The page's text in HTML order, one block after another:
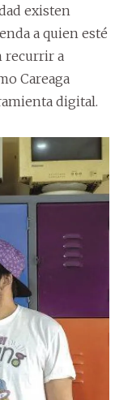
existen
a quien esté
recurrir a
Careaga
digital.